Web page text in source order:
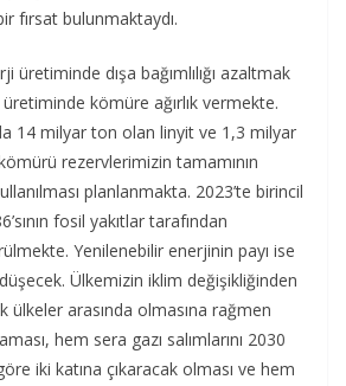
fırsat bulunmaktaydı.
üretiminde dışa bağımlılığı azaltmak
kömüre ağırlık vermekte.
14 milyar ton olan linyit ve 1,3 milyar
rezervlerimizin tamamının
planlanmakta. 2023’te birincil
fosil yakıtlar tarafından
Yenilenebilir enerjinin payı ise
Ülkemizin iklim değişikliğinden
ülkeler arasında olmasına rağmen
hem sera gazı salımlarını 2030
iki katına çıkaracak olması ve hem